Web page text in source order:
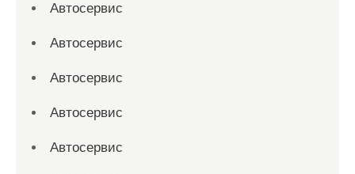
Автосервис
Автосервис
Автосервис
Автосервис
Автосервис